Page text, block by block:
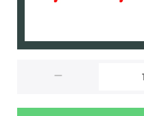
-